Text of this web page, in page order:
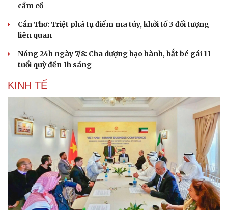
Du lịch
Săn Tour
check-in
Podcast
Cửa sổ tình yêu
Kể chuyện cho bé
Hạt giống tâm hồn
cầm cố
Cần Thơ: Triệt phá tụ điểm ma túy, khởi tố 3 đối tượng
liên quan
Nóng 24h ngày 7/8: Cha dượng bạo hành, bắt bé gái 11
tuổi quỳ đến 1h sáng
KINH TẾ